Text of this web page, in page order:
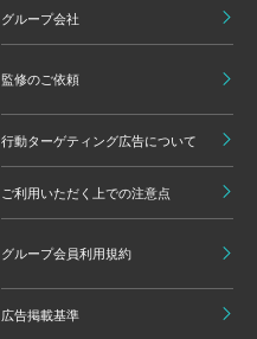
グループ会社
監修のご依頼
行動ターゲティング広告について
ご利用いただく上での注意点
グループ会員利用規約
広告掲載基準